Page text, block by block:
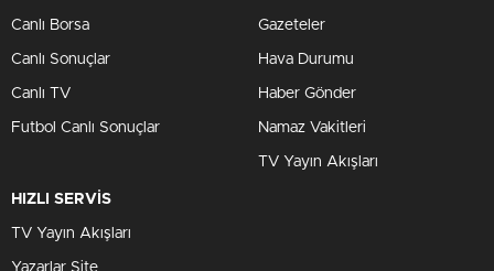
Canlı Borsa
Canlı Sonuçlar
Canlı TV
Futbol Canlı Sonuçlar
Gazeteler
Hava Durumu
Haber Gönder
Namaz Vakitleri
TV Yayın Akışları
HIZLI SERVİS
TV Yayın Akışları
Yazarlar Site